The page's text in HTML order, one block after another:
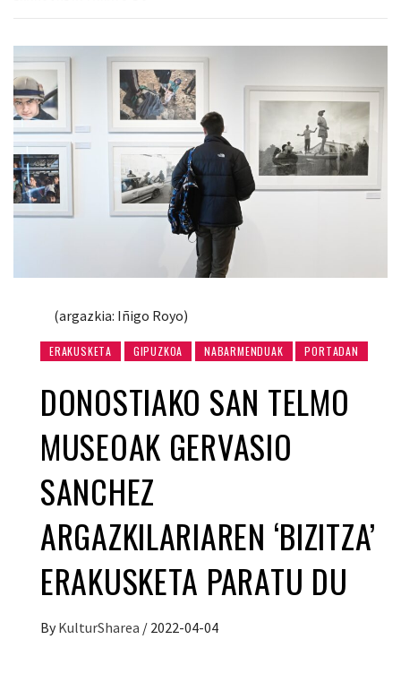
(argazkia: Iñigo Royo)
ERAKUSKETA GIPUZKOA NABARMENDUAK PORTADAN
DONOSTIAKO SAN TELMO
MUSEOAK GERVASIO
SANCHEZ
ARGAZKILARIAREN ‘BIZITZA’
ERAKUSKETA PARATU DU
By KulturSharea / 2022-04-04